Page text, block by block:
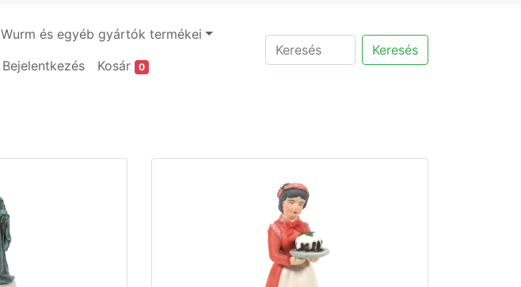
Wurm és egyéb gyártók termékei
Bejelentkezés Kosár 0
Keresés